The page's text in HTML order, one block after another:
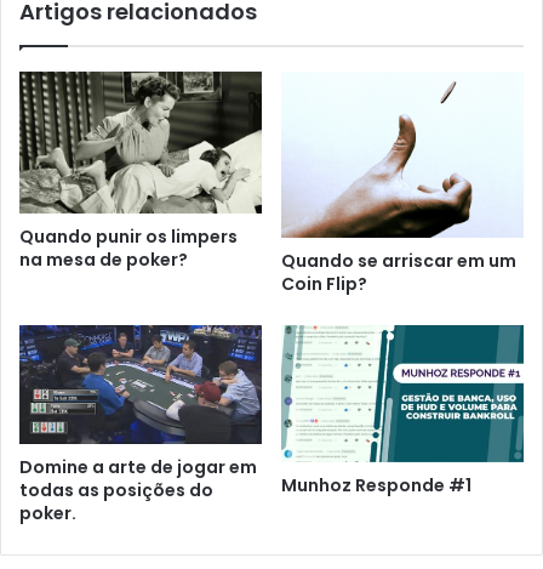
Artigos relacionados
Quando punir os limpers
na mesa de poker?
Quando se arriscar em um
Coin Flip?
Domine a arte de jogar em
todas as posições do
poker.
Munhoz Responde #1